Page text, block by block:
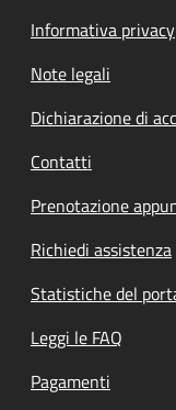
Informativa privacy
Note legali
Dichiarazione di
Contatti
Prenotazione
Richiedi assistenza
Statistiche del
Leggi le FAQ
Pagamenti